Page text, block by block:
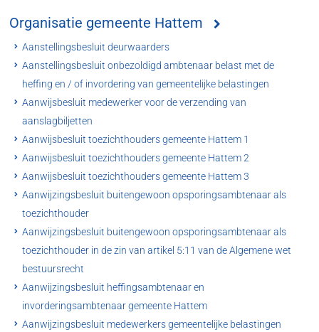
Organisatie gemeente Hattem
Aanstellingsbesluit deurwaarders
Aanstellingsbesluit onbezoldigd ambtenaar belast met de
heffing en / of invordering van gemeentelijke belastingen
Aanwijsbesluit medewerker voor de verzending van
aanslagbiljetten
Aanwijsbesluit toezichthouders gemeente Hattem 1
Aanwijsbesluit toezichthouders gemeente Hattem 2
Aanwijsbesluit toezichthouders gemeente Hattem 3
Aanwijzingsbesluit buitengewoon opsporingsambtenaar als
toezichthouder
Aanwijzingsbesluit buitengewoon opsporingsambtenaar als
toezichthouder in de zin van artikel 5:11 van de Algemene wet
bestuursrecht
Aanwijzingsbesluit heffingsambtenaar en
invorderingsambtenaar gemeente Hattem
Aanwijzingsbesluit medewerkers gemeentelijke belastingen